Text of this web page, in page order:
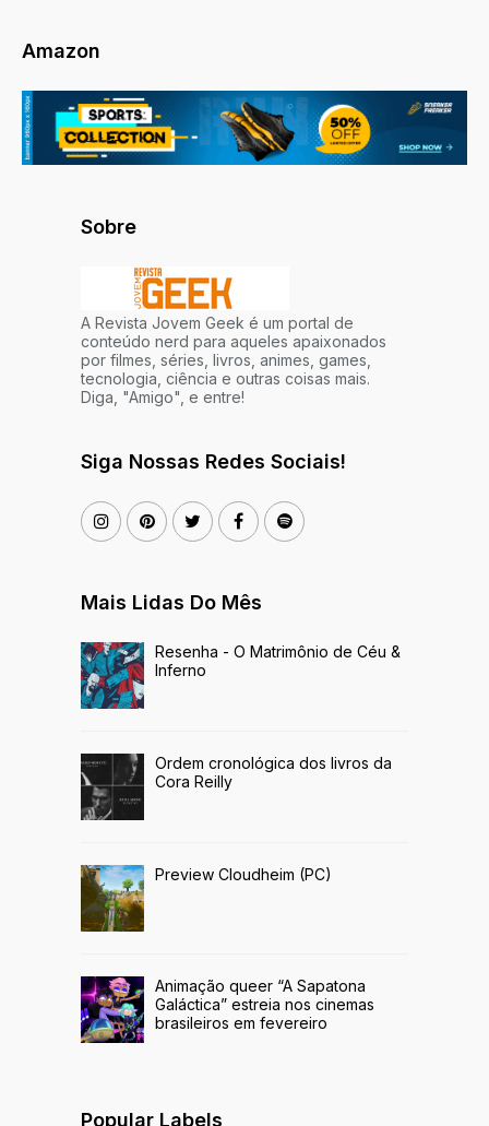
Amazon
Sobre
A Revista Jovem Geek é um portal de
conteúdo nerd para aqueles apaixonados
por filmes, séries, livros, animes, games,
tecnologia, ciência e outras coisas mais.
Diga, "Amigo", e entre!
Siga Nossas Redes Sociais!
Mais Lidas Do Mês
Resenha - O Matrimônio de Céu &
Inferno
Ordem cronológica dos livros da
Cora Reilly
Preview Cloudheim (PC)
Animação queer “A Sapatona
Galáctica” estreia nos cinemas
brasileiros em fevereiro
Popular Labels